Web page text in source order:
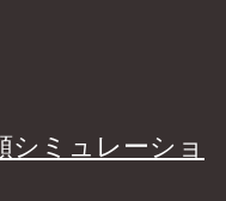
シミュレーショ